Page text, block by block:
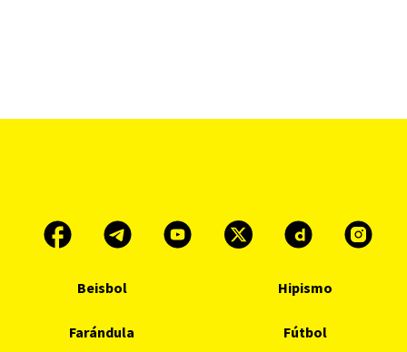
Beisbol Hipismo
Farándula Fútbol